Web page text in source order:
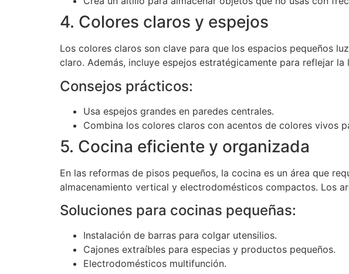
4. Colores claros y espejos
Los colores claros son clave para que los espacios pequeños
claro. Además, incluye espejos estratégicamente para reflejar
Consejos prácticos:
Usa espejos grandes en paredes centrales.
Combina los colores claros con acentos de colores vivos
5. Cocina eficiente y organizada
En las reformas de pisos pequeños, la cocina es un área que
almacenamiento vertical y electrodomésticos compactos. Los
Soluciones para cocinas pequeñas:
Instalación de barras para colgar utensilios.
Cajones extraíbles para especias y productos pequeños.
Electrodomésticos multifunción.